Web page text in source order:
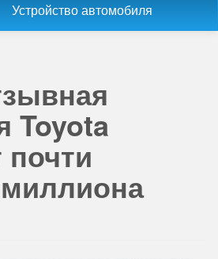
Устройство автомобиля
Toyota
почти